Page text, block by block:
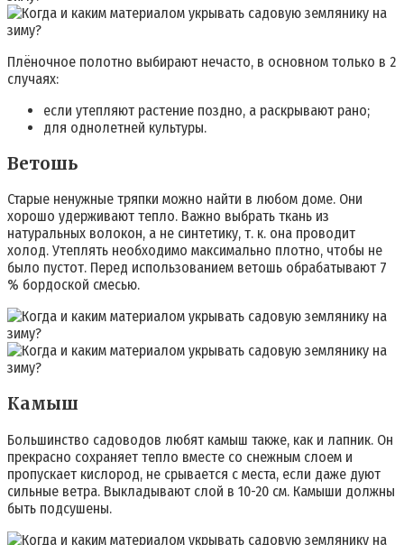
Плёночное полотно выбирают нечасто, в основном только в 2
случаях:
если утепляют растение поздно, а раскрывают рано;
для однолетней культуры.
Ветошь
Старые ненужные тряпки можно найти в любом доме. Они
хорошо удерживают тепло. Важно выбрать ткань из
натуральных волокон, а не синтетику, т. к. она проводит
холод. Утеплять необходимо максимально плотно, чтобы не
было пустот. Перед использованием ветошь обрабатывают 7
% бордоской смесью.
Камыш
Большинство садоводов любят камыш также, как и лапник. Он
прекрасно сохраняет тепло вместе со снежным слоем и
пропускает кислород, не срывается с места, если даже дуют
сильные ветра. Выкладывают слой в 10-20 см. Камыши должны
быть подсушены.